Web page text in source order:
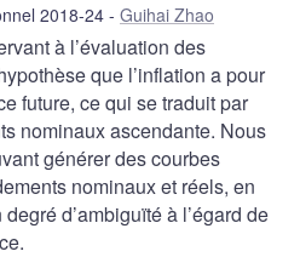
2018-24 Guihai Zhao
à l’évaluation des
que l’inflation a pour
future, ce qui se traduit par
nominaux ascendante. Nous
générer des courbes
nominaux et réels, en
d’ambiguïté à l’égard de